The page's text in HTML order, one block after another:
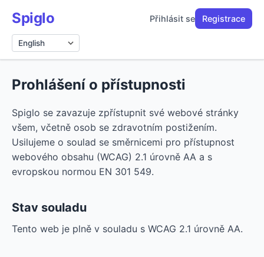
Spiglo Přihlásit se Registrace
Jazyk
Prohlášení o přístupnosti
Spiglo se zavazuje zpřístupnit své webové stránky
všem, včetně osob se zdravotním postižením.
Usilujeme o soulad se směrnicemi pro přístupnost
webového obsahu (WCAG) 2.1 úrovně AA a s
evropskou normou EN 301 549.
Stav souladu
Tento web je plně v souladu s WCAG 2.1 úrovně AA.